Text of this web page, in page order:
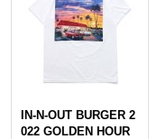
IN-N-OUT BURGER 2
022 GOLDEN HOUR